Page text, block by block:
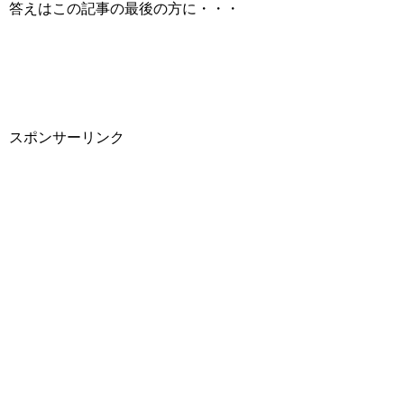
答えはこの記事の最後の方に・・・
スポンサーリンク